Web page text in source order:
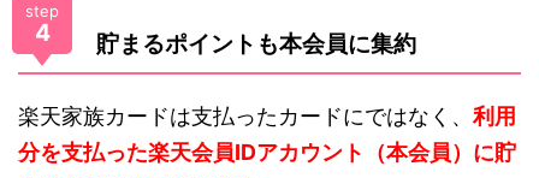
step
4 貯まるポイントも本会員に集約
楽天家族カードは支払ったカードにではなく、利用
分を支払った楽天会員IDアカウント（本会員）に貯